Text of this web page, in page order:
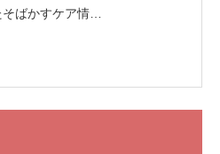
そばかすケア情…